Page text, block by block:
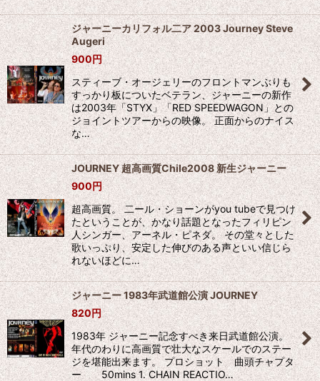
ジャーニーカリフォル二ア 2003 Journey Steve
Augeri
900円
スティーブ・オージェリーのフロントマンぶりも
すっかり板についたベテラン、ジャーニーの新作
は2003年「STYX」「RED SPEEDWAGON」との
ジョイントツアーからの映像。 正面からのナイス
な…
JOURNEY 超高画質Chile2008 新生ジャーニー
900円
超高画質。 二ール・ショーンがyou tubeで見つけ
たということが、かなり話題となったフィリピン
人シンガー、アーネル・ピネダ。 その堂々とした
歌いっぷり、安定した伸びのある声といい信じら
れないほどに…
ジャーニー 1983年武道館公演 JOURNEY
820円
1983年 ジャーニー記念すべき来日武道館公演。
年代のわりに高画質で壮大なスケールでのステー
ジを堪能出来ます。 プロショット 曲頭チャプタ
ー 50mins 1. CHAIN REACTIO…